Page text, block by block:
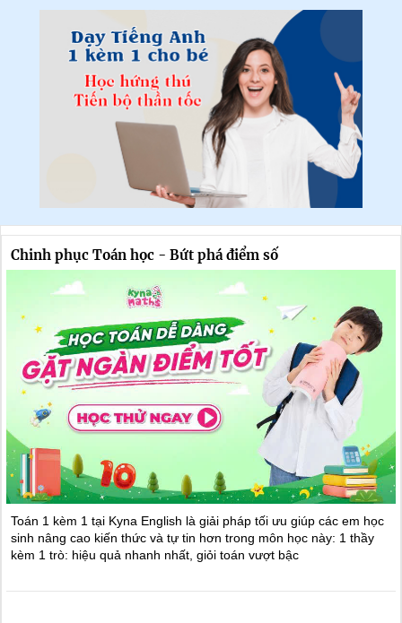
Chinh phục Toán học - Bứt phá điểm số
Toán 1 kèm 1 tại Kyna English là giải pháp tối ưu giúp các em học
sinh nâng cao kiến thức và tự tin hơn trong môn học này: 1 thầy
kèm 1 trò: hiệu quả nhanh nhất, giỏi toán vượt bậc